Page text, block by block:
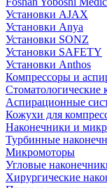
Установки AJAX
Установки Anya
Установки SONZ
Установки SAFETY
Установки Anthos
Компрессоры и
Стоматологические
Аспирационные
Кожухи для
Наконечники и
Турбинные
Микромоторы
Угловые
Хирургические